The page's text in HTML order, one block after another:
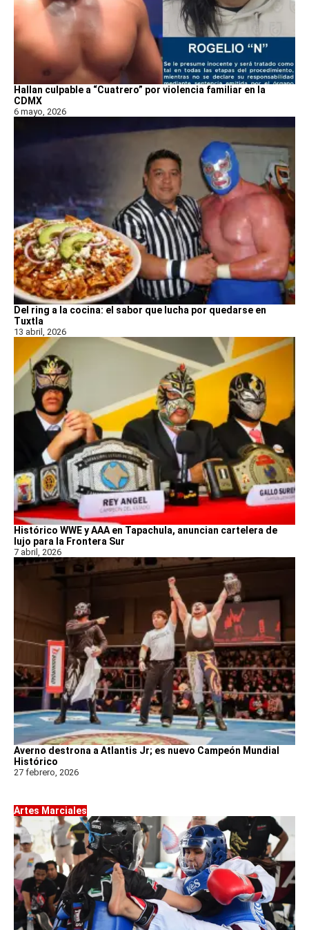
Hallan culpable a “Cuatrero” por violencia familiar en la
CDMX
6 mayo, 2026
Del ring a la cocina: el sabor que lucha por quedarse en
Tuxtla
13 abril, 2026
Histórico WWE y AAA en Tapachula, anuncian cartelera de
lujo para la Frontera Sur
7 abril, 2026
Averno destrona a Atlantis Jr; es nuevo Campeón Mundial
Histórico
27 febrero, 2026
Artes Marciales